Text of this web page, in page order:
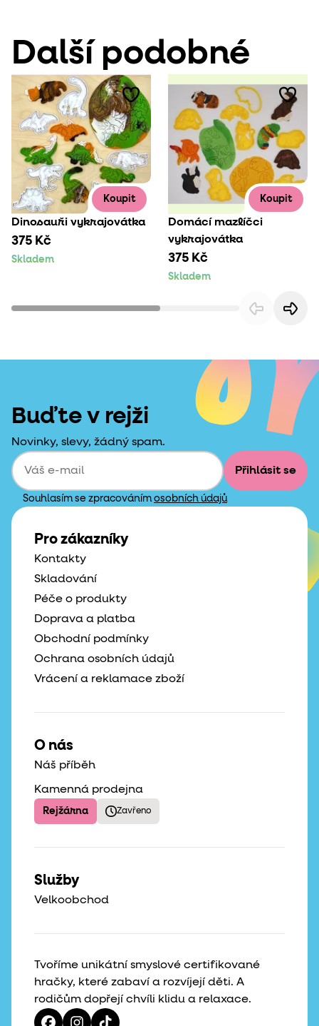
Další podobné
Koupit
Dinosauři vykrajovátka
375 Kč
Skladem
Koupit
Domácí mazlíčci
vykrajovátka
375 Kč
Skladem
Buďte v rejži
Novinky, slevy, žádný spam.
Přihlásit se
Souhlasím se zpracováním osobních údajů
Tvoříme unikátní smyslové certifikované
hračky, které zabaví a rozvíjejí děti. A
rodičům dopřejí chvíli klidu a relaxace.
Pro zákazníky
Kontakty
Skladování
Péče o produkty
Doprava a platba
Obchodní podmínky
Ochrana osobních údajů
Vrácení a reklamace zboží
O nás
Náš příběh
Kamenná prodejna
Rejžárna Zavřeno
Služby
Velkoobchod